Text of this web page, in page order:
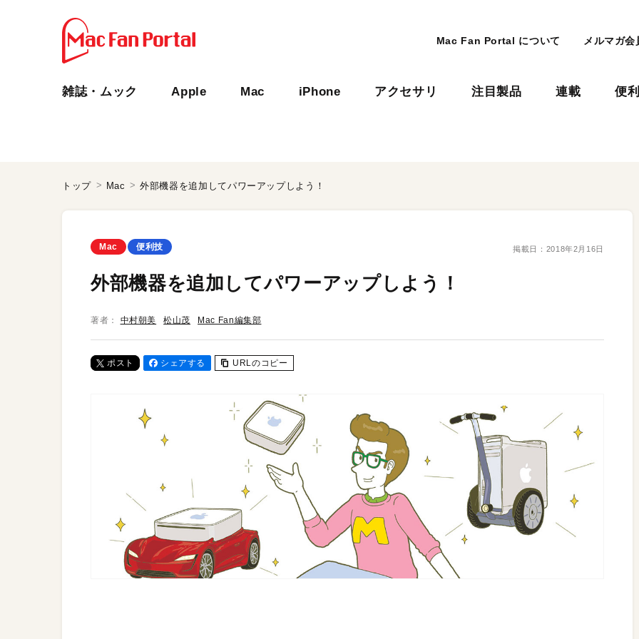
Mac Fan Portal について メルマガ会
雑誌・ムック Apple Mac iPhone アクセサリ 注目製品 連載 便
トップ Mac 外部機器を追加してパワーアップしよう！
Mac 便利技 掲載日： 2018年2月16日
外部機器を追加してパワーアップしよう！
著者： 中村朝美 松山茂 Mac Fan編集部
ポスト シェアする URLのコピー